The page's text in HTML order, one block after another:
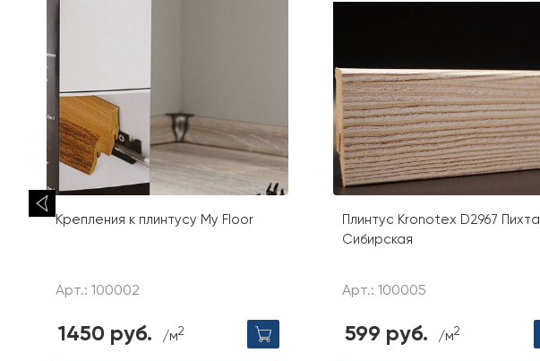
Крепления к плинтусу My Floor
Арт.: 100002
1450 руб. /м2
Плинтус Kronotex D2967 Пихта
Сибирская
Арт.: 100005
599 руб. /м2